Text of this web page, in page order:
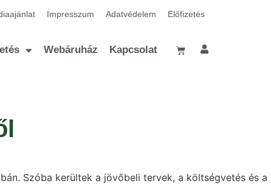
Impresszum Adatvédelem Előfizetés
Webáruház Kapcsolat
Szóba kerültek a jövőbeli tervek, a költségvetés és a